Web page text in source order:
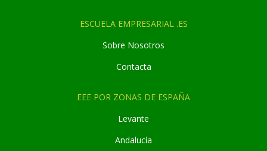
ESCUELA EMPRESARIAL .ES
Sobre Nosotros
Contacta
EEE POR ZONAS DE ESPAÑA
Levante
Andalucía